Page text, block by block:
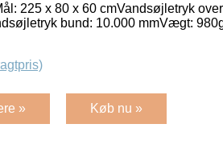
225 x 80 x 60 cmVandsøjletryk
bund: 10.000 mmVægt:
» Køb nu »